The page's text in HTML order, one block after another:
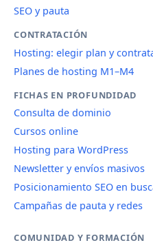
SEO y pauta
CONTRATACIÓN
Hosting: elegir plan y
Planes de hosting M1–M4
FICHAS EN PROFUNDIDAD
Consulta de dominio
Cursos online
Hosting para WordPress
Newsletter y envíos masivos
Posicionamiento SEO en
Campañas de pauta y redes
COMUNIDAD Y FORMACIÓN